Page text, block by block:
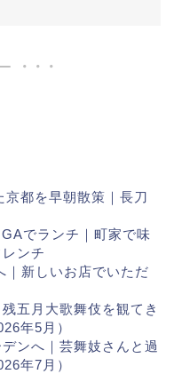
京都を早朝散策｜長刀
でランチ｜町家で味
ンチ
｜新しいお店でいただ
五月大歌舞伎を観てき
年5月）
ンへ｜芸舞妓さんと過
年7月）